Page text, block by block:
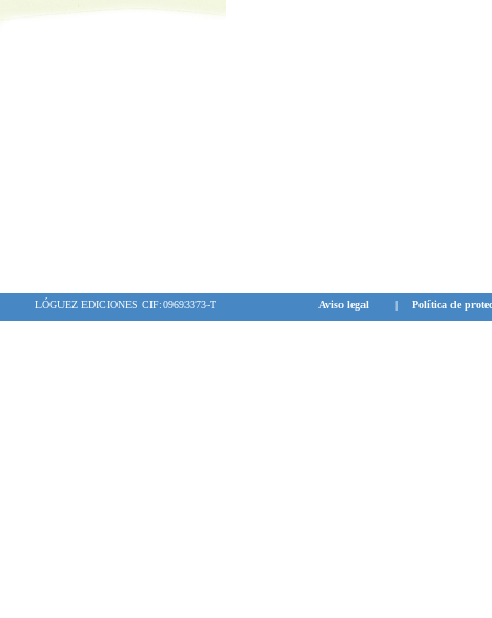
LÓGUEZ EDICIONES CIF:09693373-T Aviso legal | Política de